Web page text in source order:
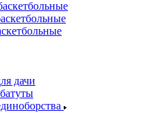
дачи